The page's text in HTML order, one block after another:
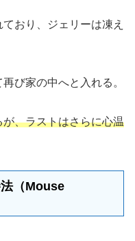
おり、ジェリーは凍え
び家の中へと入れる。
、ラストはさらに心温
（Mouse